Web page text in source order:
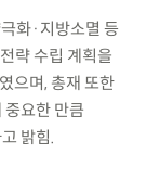
화·지방소멸 등
략 수립 계획을
으며, 총재 또한
중요한 만큼
밝힘.